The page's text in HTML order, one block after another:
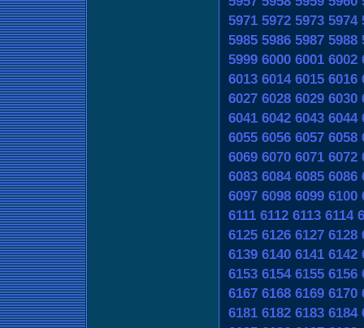
5971 5972 5973 5974
5985 5986 5987 5988
5999 6000 6001 6002
6013 6014 6015 6016
6027 6028 6029 6030
6041 6042 6043 6044
6055 6056 6057 6058
6069 6070 6071 6072
6083 6084 6085 6086
6097 6098 6099 6100
6111 6112 6113 6114
6125 6126 6127 6128
6139 6140 6141 6142
6153 6154 6155 6156
6167 6168 6169 6170
6181 6182 6183 6184